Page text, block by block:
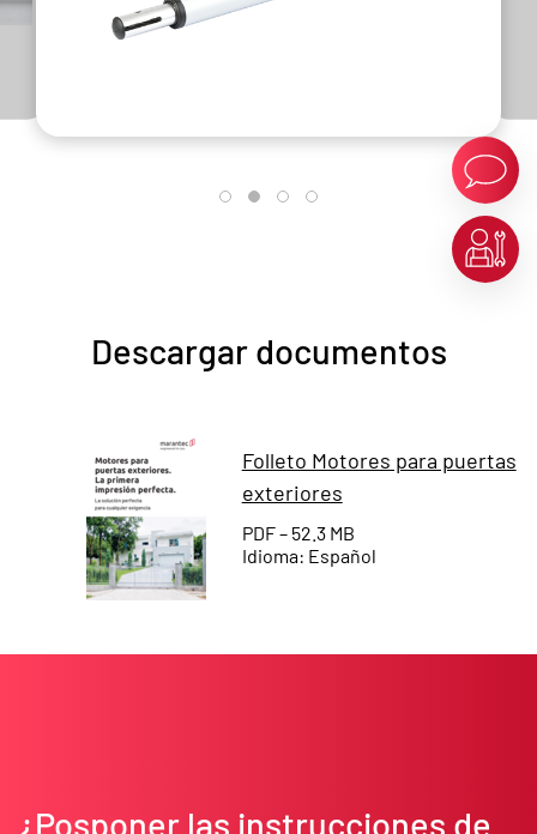
Descargar documentos
Folleto Motores para puertas
exteriores
PDF – 52.3 MB
Idioma: Español
¿Posponer las instrucciones de